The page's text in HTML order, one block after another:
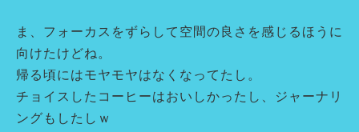
ま、フォーカスをずらして空間の良さを感じるほうに
向けたけどね。
帰る頃にはモヤモヤはなくなってたし。
チョイスしたコーヒーはおいしかったし、ジャーナリ
ングもしたしｗ